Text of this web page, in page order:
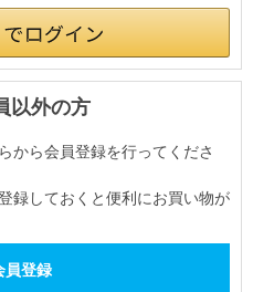
以外の方
から会員登録を行ってくださ
録しておくと便利にお買い物が